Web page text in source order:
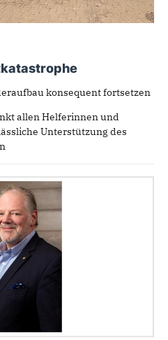
konsequent fortsetzen
allen Helferinnen und
Unterstützung des